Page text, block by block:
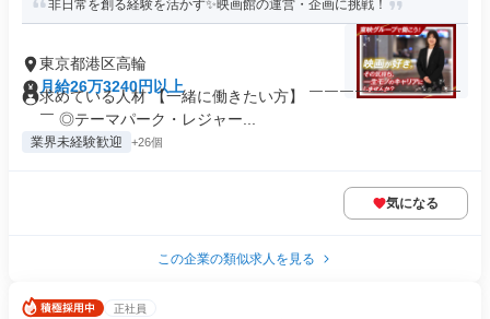
非日常を創る経験を活かす✨映画館の運営・企画に挑戦！
東京都港区高輪
月給26万3240円以上
求めている人材 【一緒に働きたい方】 ￣￣￣￣￣￣￣￣￣￣
￣ ◎テーマパーク・レジャー...
業界未経験歓迎 +26個
気になる
この企業の類似求人を見る
正社員